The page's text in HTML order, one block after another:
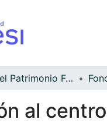
Archivo del Patrimonio Fotográfico y Fílmico del Valle del Cauca
al